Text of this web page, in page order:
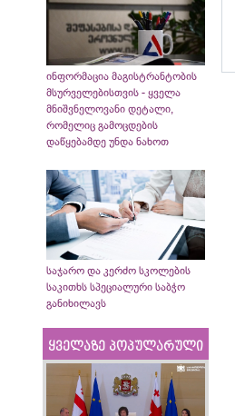
ინფორმაცია მაგისტრანტობის
მსურველებისთვის - ყველა
მნიშვნელოვანი დეტალი,
რომელიც გამოცდების
დაწყებამდე უნდა ნახოთ
საჯარო და კერძო სკოლების
საკითხს სპეციალური საბჭო
განიხილავს
ყველაზე პოპულარული